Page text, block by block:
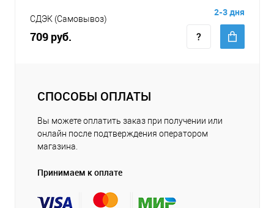
СДЭК (Самовывоз)
709 руб.
2-3 дня
СПОСОБЫ ОПЛАТЫ
Вы можете оплатить заказ при получении или
онлайн после подтверждения оператором
магазина.
Принимаем к оплате